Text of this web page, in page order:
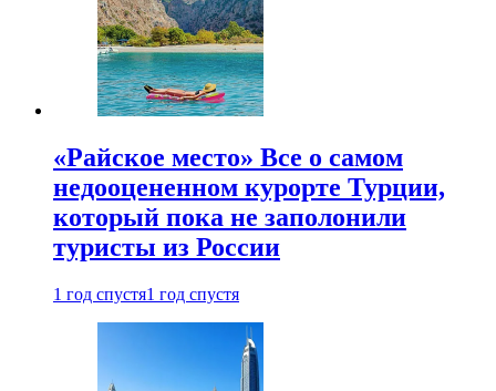
«Райское место» Все о самом
недооцененном курорте Турции,
который пока не заполонили
туристы из России
1 год спустя1 год спустя